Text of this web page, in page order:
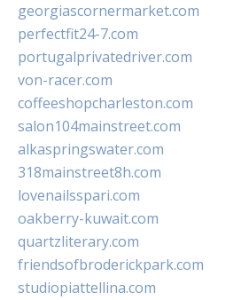
georgiascornermarket.com
perfectfit24-7.com
portugalprivatedriver.com
von-racer.com
coffeeshopcharleston.com
salon104mainstreet.com
alkaspringswater.com
318mainstreet8h.com
lovenailsspari.com
oakberry-kuwait.com
quartzliterary.com
friendsofbroderickpark.com
studiopiattellina.com